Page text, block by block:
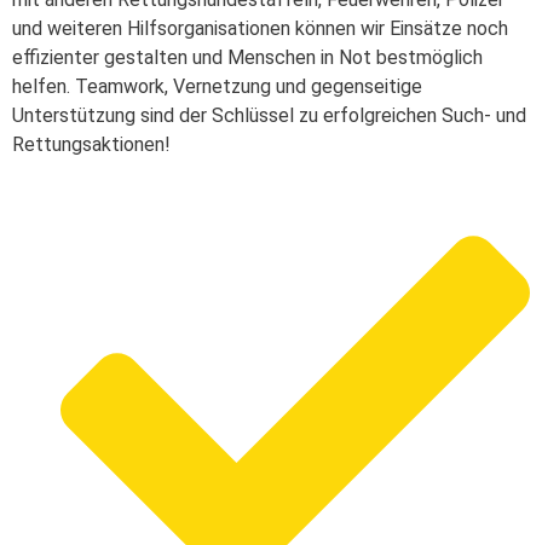
und weiteren Hilfsorganisationen können wir Einsätze noch
effizienter gestalten und Menschen in Not bestmöglich
helfen. Teamwork, Vernetzung und gegenseitige
Unterstützung sind der Schlüssel zu erfolgreichen Such- und
Rettungsaktionen!